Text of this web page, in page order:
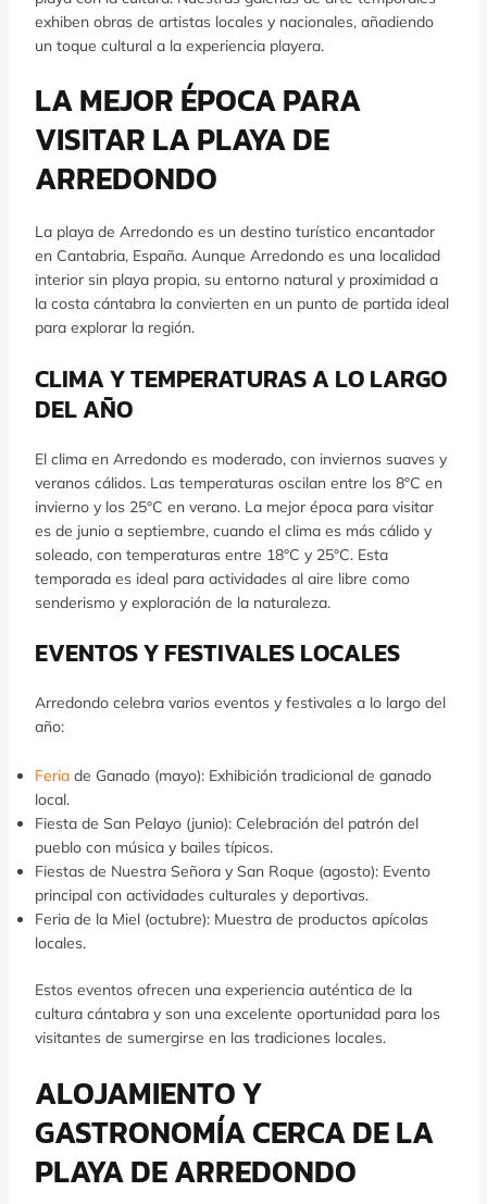
exhiben obras de artistas locales y nacionales, añadiendo
un toque cultural a la experiencia playera.
LA MEJOR ÉPOCA PARA
VISITAR LA PLAYA DE
ARREDONDO
La playa de Arredondo es un destino turístico encantador
en Cantabria, España. Aunque Arredondo es una localidad
interior sin playa propia, su entorno natural y proximidad a
la costa cántabra la convierten en un punto de partida ideal
para explorar la región.
CLIMA Y TEMPERATURAS A LO LARGO
DEL AÑO
El clima en Arredondo es moderado, con inviernos suaves y
veranos cálidos. Las temperaturas oscilan entre los 8°C en
invierno y los 25°C en verano. La mejor época para visitar
es de junio a septiembre, cuando el clima es más cálido y
soleado, con temperaturas entre 18°C y 25°C. Esta
temporada es ideal para actividades al aire libre como
senderismo y exploración de la naturaleza.
EVENTOS Y FESTIVALES LOCALES
Arredondo celebra varios eventos y festivales a lo largo del
año:
Feriade Ganado (mayo): Exhibición tradicional de ganado
local.
Fiesta de San Pelayo (junio): Celebración del patrón del
pueblo con música y bailes típicos.
Fiestas de Nuestra Señora y San Roque (agosto): Evento
principal con actividades culturales y deportivas.
Feria de la Miel (octubre): Muestra de productos apícolas
locales.
Estos eventos ofrecen una experiencia auténtica de la
cultura cántabra y son una excelente oportunidad para los
visitantes de sumergirse en las tradiciones locales.
ALOJAMIENTO Y
GASTRONOMÍA CERCA DE LA
PLAYA DE ARREDONDO